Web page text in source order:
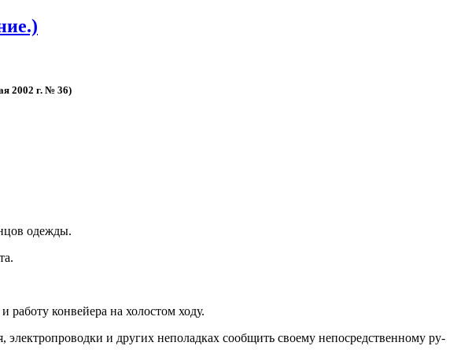
2002 г. № 36)
одеж­ды.
кон­вей­ера на хо­лос­том хо­ду.
и дру­гих не­полад­ках со­об­щить сво­ему не­пос­редс­твен­но­му ру­